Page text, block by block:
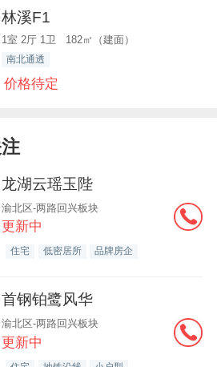
林溪F1
1室 2厅 1卫 182㎡（建面）
南北通透
价格待定
龙湖云瑶玉陛
渝北区-两路回兴板块
更新中
住宅 低密居所 品牌房企
首钢铂鹭风华
渝北区-两路回兴板块
更新中